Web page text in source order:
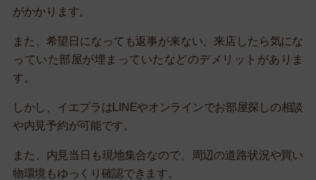
がかかります。
また、希望日になっても返事が来ない、来店したら気にな
っていた部屋が埋まっていたなどのデメリットがありま
す。
しかし、イエプラはLINEやオンラインでお部屋探しの相談
や内見予約が可能です。
また、内見当日も現地集合なので、周辺の道路状況や買い
物環境もゆっくり確認できます。